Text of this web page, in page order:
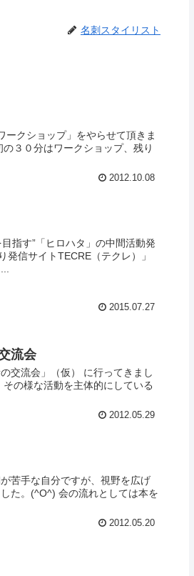
名刺スタイリスト
クショップ」をやらせて頂きま
３０分はワークショップ、残り
2012.10.08
指す”「ヒロハタ」の中間活動発
信サイトTECRE（テクレ）」
2015.07.27
流会
交流会」（仮） に行ってきまし
の様な活動を主体的にしている
2012.05.29
苦手な自分ですが、視野を広げ
た。(^O^) 会の流れとしては本を
2012.05.20